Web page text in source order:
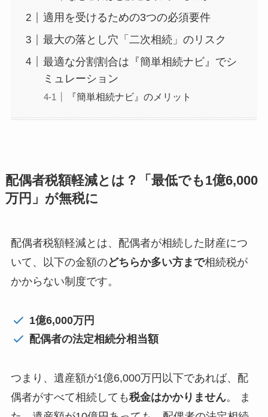
適用を受けるための3つの必須要件
最大の落とし穴「二次相続」のリスク
最適な分割割合は『簡単相続ナビ』でシ
ミュレーション
『簡単相続ナビ』のメリット
配偶者税額軽減とは？「最低でも1億6,000
万円」が無税に
配偶者税額軽減とは、配偶者が相続した財産につ
いて、以下の金額のどちらか多い方まで相続税が
かからない制度です。
1億6,000万円
配偶者の法定相続分相当額
つまり、遺産額が1億6,000万円以下であれば、配
偶者がすべて相続しても税金はかかりません。 ま